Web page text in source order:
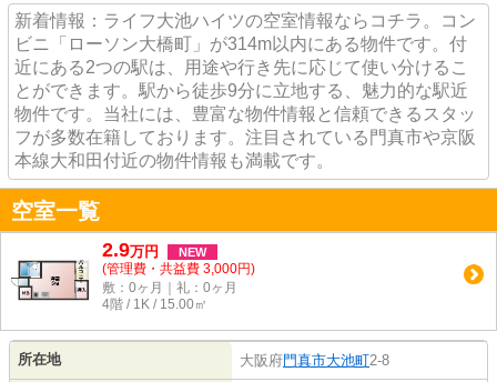
新着情報：ライフ大池ハイツの空室情報ならコチラ。コン
ビニ「ローソン大橋町」が314m以内にある物件です。付
近にある2つの駅は、用途や行き先に応じて使い分けるこ
とができます。駅から徒歩9分に立地する、魅力的な駅近
物件です。当社には、豊富な物件情報と信頼できるスタッ
フが多数在籍しております。注目されている門真市や京阪
本線大和田付近の物件情報も満載です。
空室一覧
2.9万円 NEW
(管理費・共益費 3,000円)
敷：0ヶ月｜礼：0ヶ月
4階 / 1K / 15.00㎡
所在地 大阪府門真市大池町2-8